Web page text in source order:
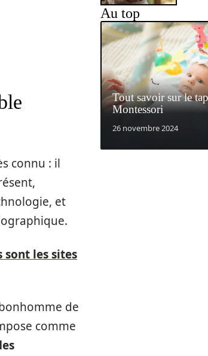
connu : il
et
les sites
de
comme
Au top
Tout savoir sur le
Montessori
26 novembre 2024